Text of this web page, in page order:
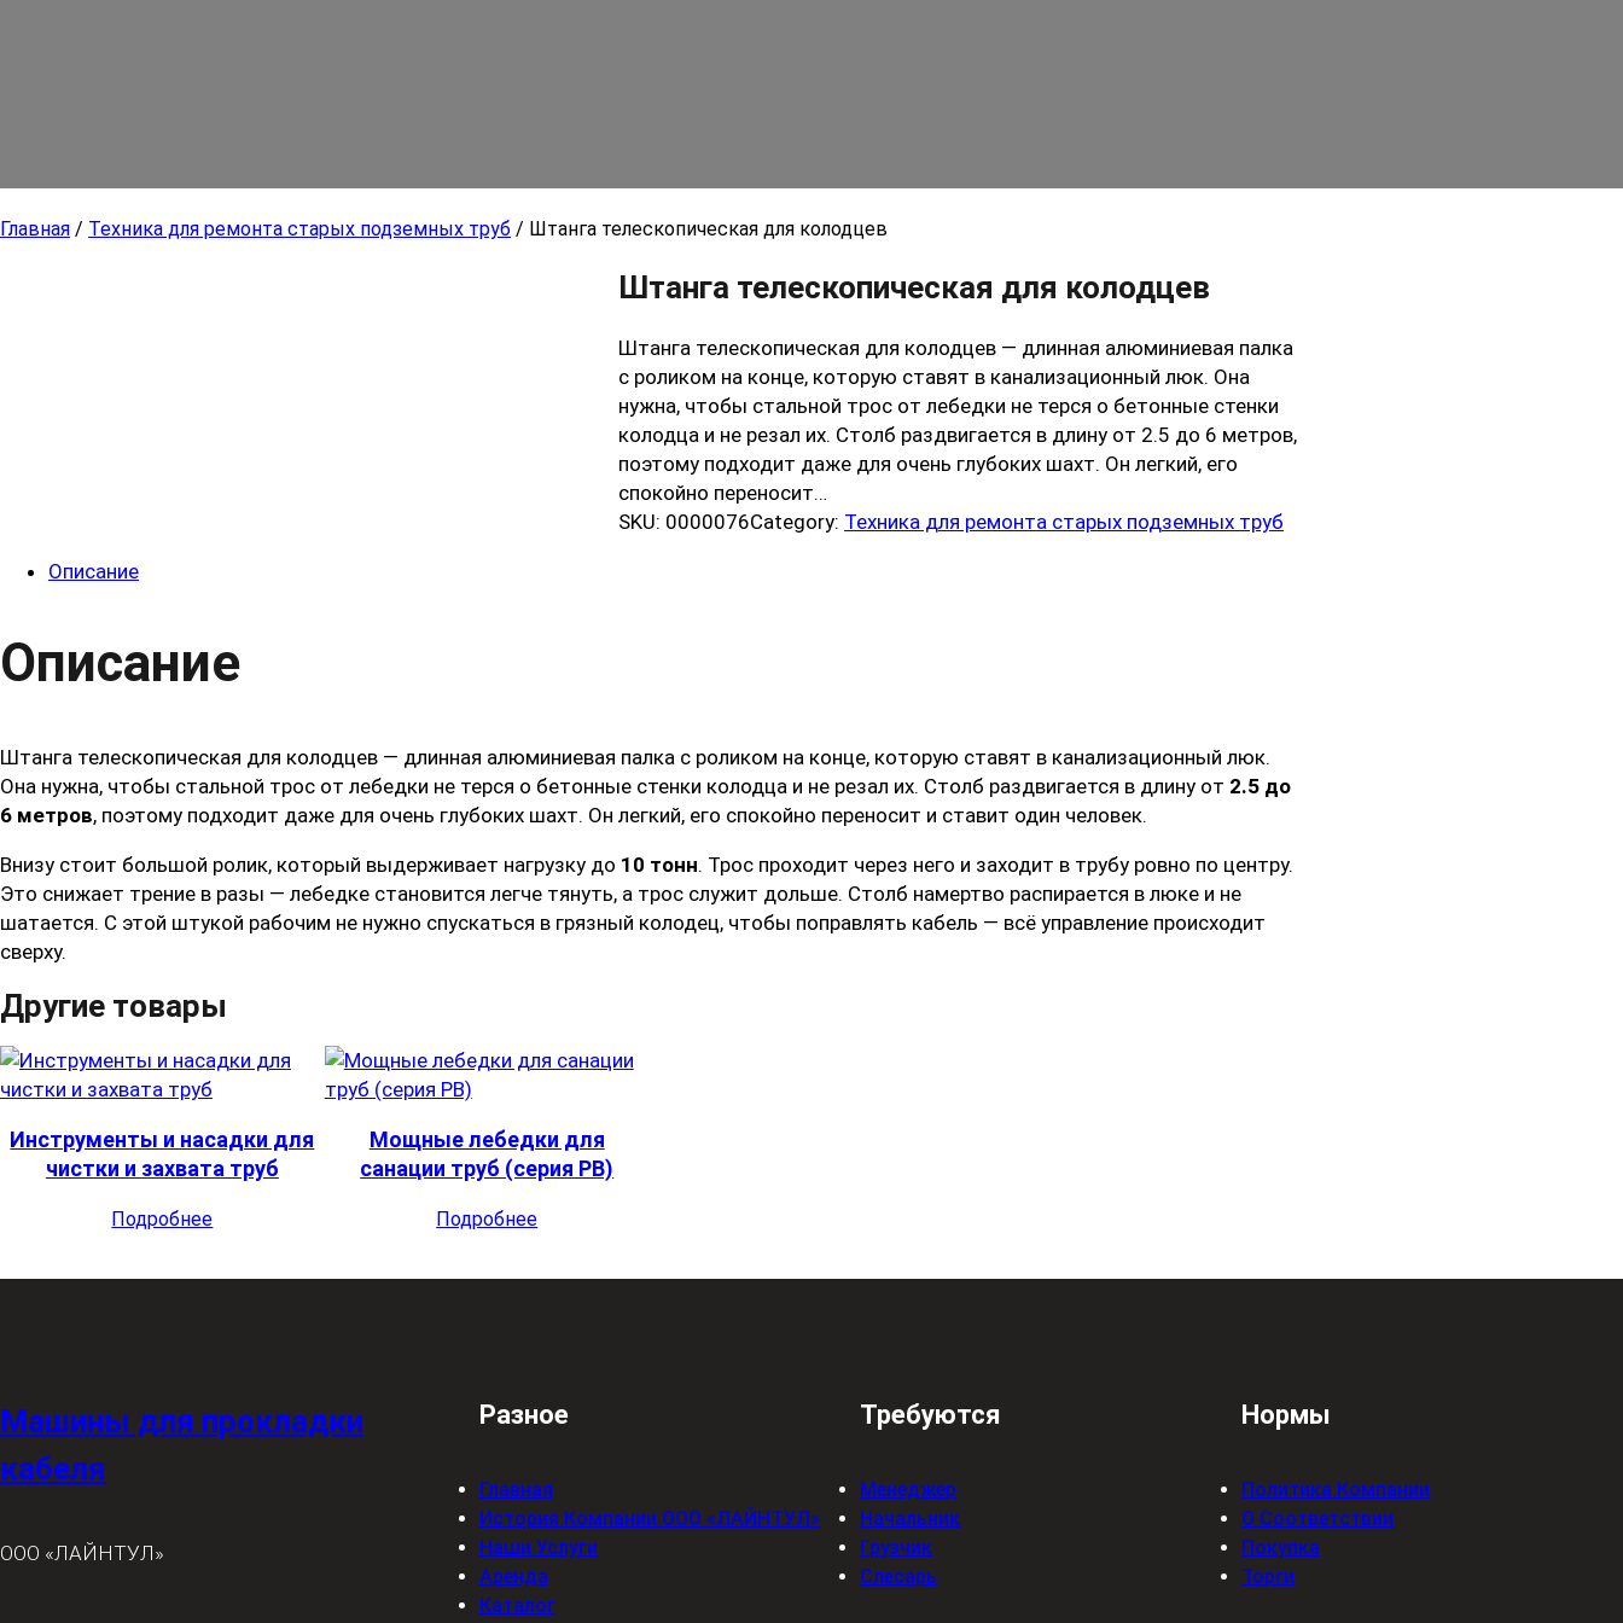
Главная / Техника для ремонта старых подземных труб / Штанга телескопическая для колодцев
Штанга телескопическая для колодцев
Штанга телескопическая для колодцев — длинная алюминиевая палка
с роликом на конце, которую ставят в канализационный люк. Она
нужна, чтобы стальной трос от лебедки не терся о бетонные стенки
колодца и не резал их. Столб раздвигается в длину от 2.5 до 6 метров,
поэтому подходит даже для очень глубоких шахт. Он легкий, его
спокойно переносит…
SKU: 0000076Category: Техника для ремонта старых подземных труб
Описание
Описание
Штанга телескопическая для колодцев — длинная алюминиевая палка с роликом на конце, которую ставят в канализационный люк.
Она нужна, чтобы стальной трос от лебедки не терся о бетонные стенки колодца и не резал их. Столб раздвигается в длину от 2.5 до
6 метров, поэтому подходит даже для очень глубоких шахт. Он легкий, его спокойно переносит и ставит один человек.
Внизу стоит большой ролик, который выдерживает нагрузку до 10 тонн. Трос проходит через него и заходит в трубу ровно по центру.
Это снижает трение в разы — лебедке становится легче тянуть, а трос служит дольше. Столб намертво распирается в люке и не
шатается. С этой штукой рабочим не нужно спускаться в грязный колодец, чтобы поправлять кабель — всё управление происходит
сверху.
Другие товары
Инструменты и насадки для
чистки и захвата труб
Подробнее
Мощные лебедки для
санации труб (серия РВ)
Подробнее
Машины для прокладки
кабеля
ООО «ЛАЙНТУЛ»
Разное
Главная
История Компании ООО «ЛАЙНТУЛ»
Наши Услуги
Аренда
Каталог
Требуются
Менеджер
Начальник
Грузчик
Слесарь
Нормы
Политика Компании
О Соответствии
Покупка
Торги